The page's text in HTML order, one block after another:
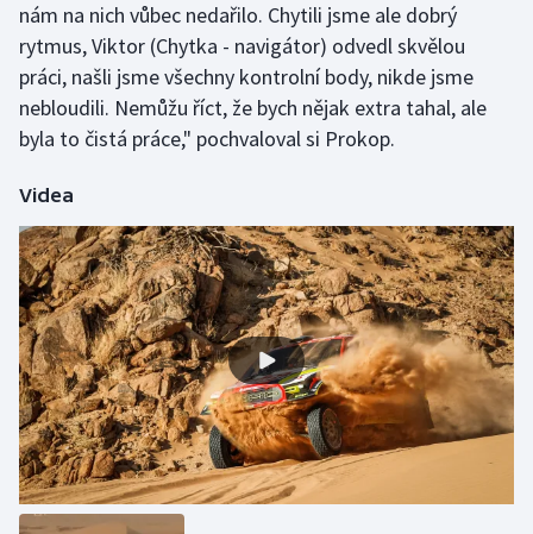
Lezení
Lyže a snowboard
Moderní pětiboj
Motorsport
Olympijské hry
Parasport
Plavání
Plážový volejbal
Ragby
nám na nich vůbec nedařilo. Chytili jsme ale dobrý
rytmus, Viktor (Chytka - navigátor) odvedl skvělou
práci, našli jsme všechny kontrolní body, nikde jsme
nebloudili. Nemůžu říct, že bych nějak extra tahal, ale
byla to čistá práce," pochvaloval si Prokop.
Videa